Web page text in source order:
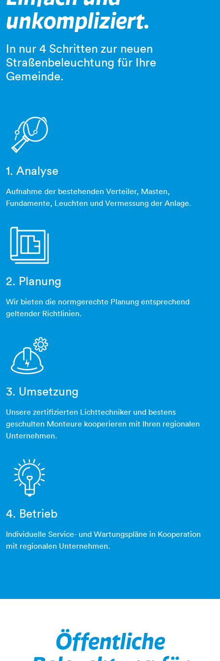
unkompliziert.
In nur 4 Schritten zur neuen
Straßenbeleuchtung für Ihre
Gemeinde.
1. Analyse
Aufnahme der bestehenden Verteiler, Masten,
Fundamente, Leuchten und Vermessung der Anlage.
2. Planung
Wir bieten die normgerechte Planung entsprechend
geltender Richtlinien.
3. Umsetzung
Unsere zertifizierten Lichttechniker und bestens
geschulten Monteure kooperieren mit Ihren regionalen
Unternehmen.
4. Betrieb
Individuelle Service- und Wartungspläne in Kooperation
mit regionalen Unternehmen.
Öffentliche